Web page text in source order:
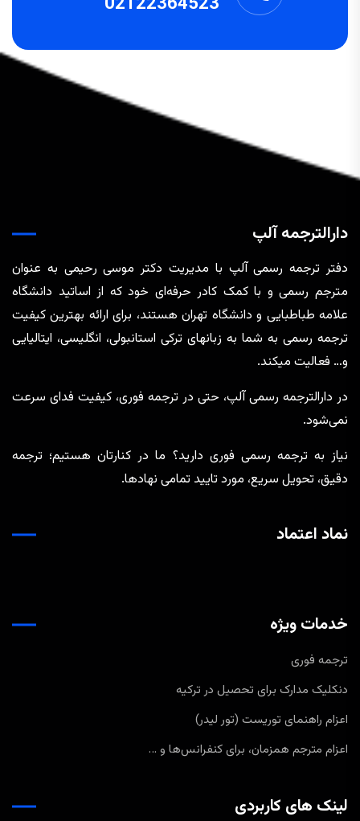
دارالترجمه آلپ
دفتر ترجمه رسمی آلپ با مدیریت دکتر موسی رحیمی به عنوان
مترجم رسمی و با کمک کادر حرفه‌ای خود که از اساتید دانشگاه
علامه طباطبایی و دانشگاه تهران هستند، برای ارائه بهترین کیفیت
ترجمه رسمی به شما به زبانهای ترکی استانبولی، انگلیسی، ایتالیایی
و… فعالیت میکند.
در دارالترجمه رسمی آلپ، حتی در ترجمه‌ فوری، کیفیت فدای سرعت
نمی‌شود.
نیاز به ترجمه رسمی فوری دارید؟ ما در کنارتان هستیم؛ ترجمه
دقیق، تحویل سریع، مورد تایید تمامی نهادها.
نماد اعتماد
خدمات ویژه
ترجمه فوری
دنکلیک مدارک برای تحصیل در ترکیه
اعزام راهنمای توریست (تور لیدر)
اعزام مترجم همزمان، برای کنفرانس‌ها و …
لینک های کاربردی